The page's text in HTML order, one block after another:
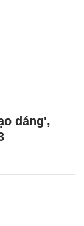
dáng',